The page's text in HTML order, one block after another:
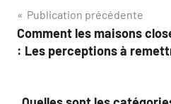
Navigation
de
Publication précédente
Comment les maisons
: Les perceptions à